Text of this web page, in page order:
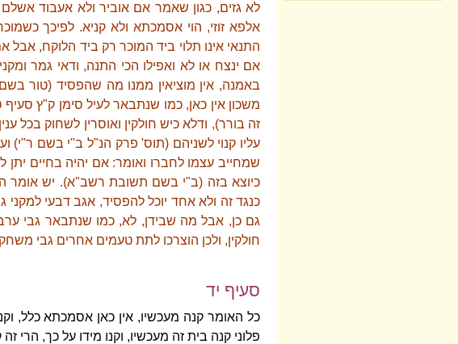
לא גזים, כגון שאמר אם אוביר ולא אעבוד
אלפא זוזי, הוי אסמכתא ולא קניא. לפיכך
התנאי אינו תלוי ביד המוכר רק ביד הלוקח, אבל
אם ינצח או לא ואפילו הכי התנה, ודאי גמר
באמנה, אין מוציאין ממנו מה שהפסיד (טור
משכון אין כאן, כמו שנתבאר לעיל סימן ק"ץ
זה בורר), ודלא כיש חולקין ואוסרין לשחוק בכל
עליו קנוי לשניהם (תוס' פרק הנ"ל ב"י בשם
שמחייב עצמו לחברו ואומר: אם יהיה בחיים יתן
כיוצא בזה (ב"י בשם תשובת רשב"א). יש אומר
כנגד זה ולא אחד יוכל להפסיד, אגב דבעי למקני
גם כן, אבל מה שבידן, לא, כמו שנתבאר גבי
חולקין, ולכן הוצרכו לתת טעמים אחרים גבי
סעיף יד
כל האומר קנה מעכשיו, אין כאן אסמכתא כלל,
פלוני קנה בית זה מעכשיו, וקנו מידו על כך, הרי